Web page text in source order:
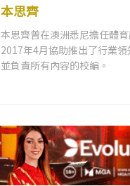
本思齊
本思齊曾在澳洲悉尼擔任體
2017年4月協助推出了行業
並負責所有內容的校編。